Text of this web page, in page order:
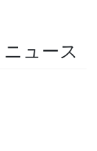
ュース